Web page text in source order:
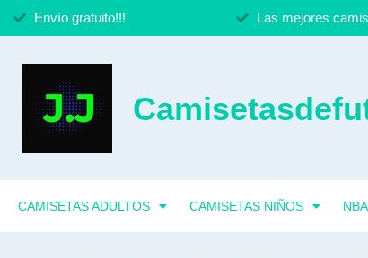
Envío gratuito!!! Las mejores
CAMISETAS ADULTOS CAMISETAS NIÑOS NBA